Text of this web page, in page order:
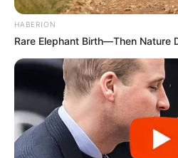
HABERION
Rare Elephant Birth—Then Nature